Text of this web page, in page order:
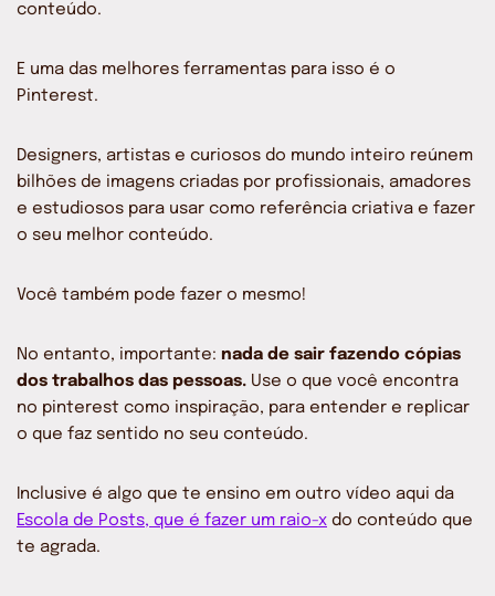
conteúdo.
E uma das melhores ferramentas para isso é o
Pinterest.
Designers, artistas e curiosos do mundo inteiro reúnem
bilhões de imagens criadas por profissionais, amadores
e estudiosos para usar como referência criativa e fazer
o seu melhor conteúdo.
Você também pode fazer o mesmo!
No entanto, importante: nada de sair fazendo cópias
dos trabalhos das pessoas. Use o que você encontra
no pinterest como inspiração, para entender e replicar
o que faz sentido no seu conteúdo.
Inclusive é algo que te ensino em outro vídeo aqui da
Escola de Posts, que é fazer um raio-x do conteúdo que
te agrada.